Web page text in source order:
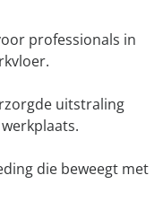
professionals in
uitstraling
die beweegt met